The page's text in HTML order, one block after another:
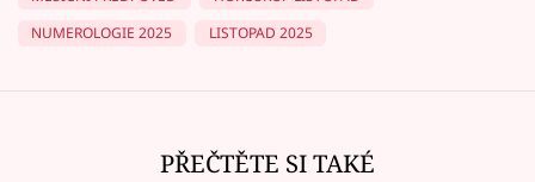
NUMEROLOGIE 2025
LISTOPAD 2025
PŘEČTĚTE SI TAKÉ